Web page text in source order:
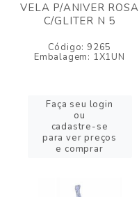
VELA P/ANIVER ROSA
C/GLITER N 5
Código: 9265
Embalagem: 1X1UN
Faça seu login
ou
cadastre-se
para ver preços
e comprar